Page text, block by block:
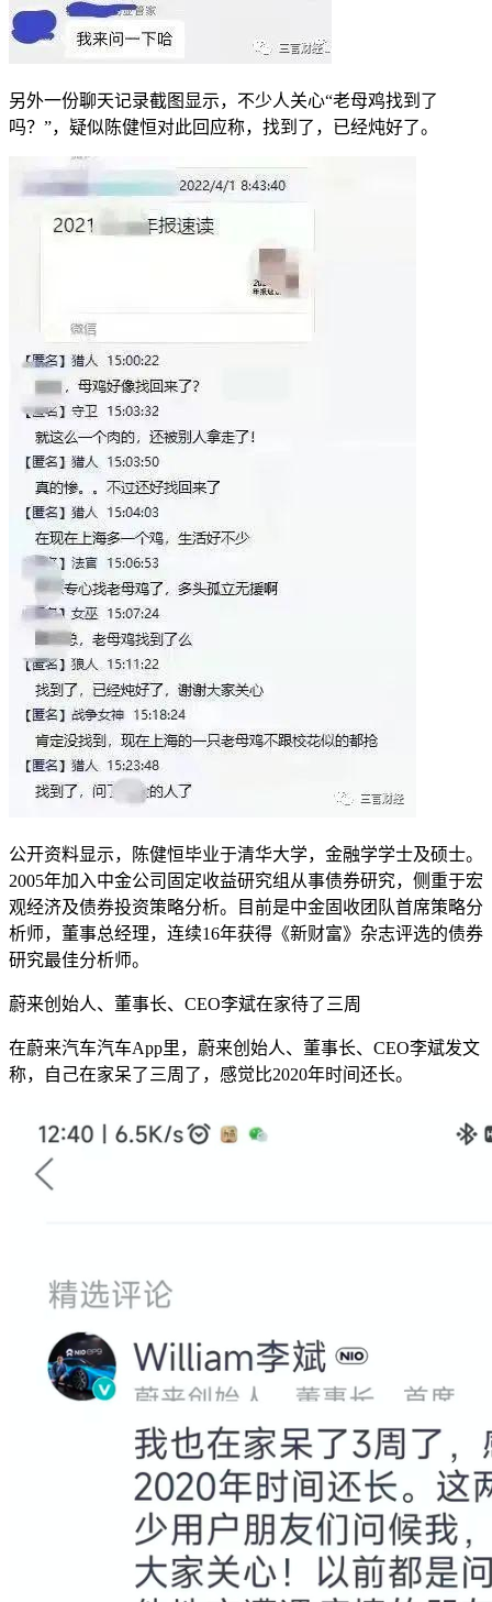
另外一份聊天记录截图显示，不少人关心“老母鸡找到了
吗？”，疑似陈健恒对此回应称，找到了，已经炖好了。
公开资料显示，陈健恒毕业于清华大学，金融学学士及硕士。
2005年加入中金公司固定收益研究组从事债券研究，侧重于宏
观经济及债券投资策略分析。目前是中金固收团队首席策略分
析师，董事总经理，连续16年获得《新财富》杂志评选的债券
研究最佳分析师。
蔚来创始人、董事长、CEO李斌在家待了三周
在蔚来汽车汽车App里，蔚来创始人、董事长、CEO李斌发文
称，自己在家呆了三周了，感觉比2020年时间还长。